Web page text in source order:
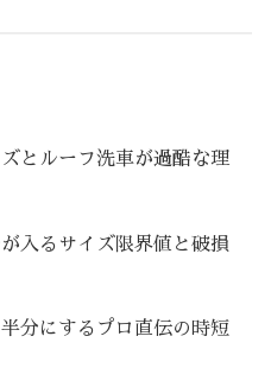
とルーフ洗車が過酷な理
入るサイズ限界値と破損
分にするプロ直伝の時短